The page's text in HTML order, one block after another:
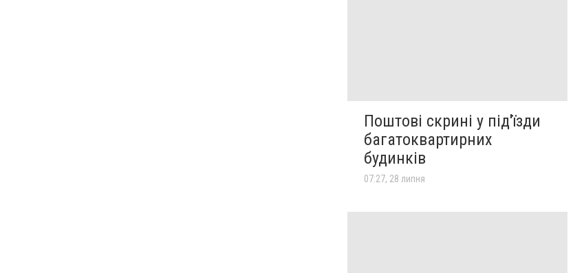
Поштові скрині у під'їзди
багатоквартирних
будинків
07:27, 28 липня